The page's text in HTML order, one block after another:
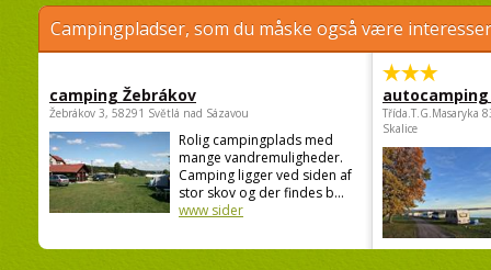
Campingpladser, som du måske også være
camping Žebrákov
Žebrákov 3, 58291 Světlá nad Sázavou
Rolig campingplads med
mange vandremuligheder.
Camping ligger ved siden af
stor skov og der findes b...
www sider
autocamping
Třída.T.G.Masaryka
Skalice